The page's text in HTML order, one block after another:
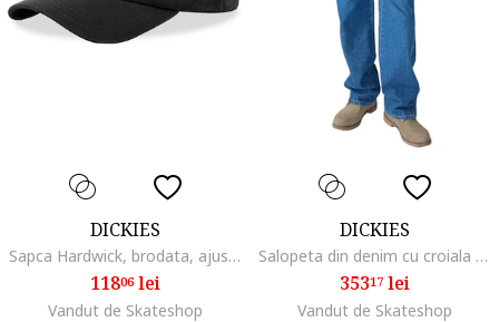
DICKIES
Sapca Hardwick, brodata, ajustabila, negru, bumbac,
11806lei
Vandut de Skateshop
DICKIES
Salopeta din denim cu croiala dreapta si model cu logo discret
35317lei
Vandut de Skateshop